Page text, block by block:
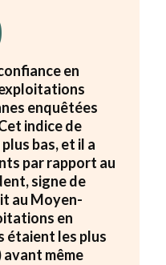
en
enquêtées
indice de
bas, et il a
par rapport au
signe de
au Moyen-
en
étaient les plus
avant même